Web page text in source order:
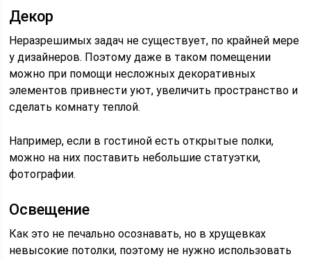
Декор
Неразрешимых задач не существует, по крайней мере
у дизайнеров. Поэтому даже в таком помещении
можно при помощи несложных декоративных
элементов привнести уют, увеличить пространство и
сделать комнату теплой.
Например, если в гостиной есть открытые полки,
можно на них поставить небольшие статуэтки,
фотографии.
Освещение
Как это не печально осознавать, но в хрущевках
невысокие потолки, поэтому не нужно использовать